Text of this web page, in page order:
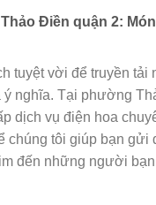
Điền quận 2:
tuyệt vời để truyền tải
nghĩa. Tại phường
dịch vụ điện hoa
chúng tôi giúp bạn gửi
đến những người